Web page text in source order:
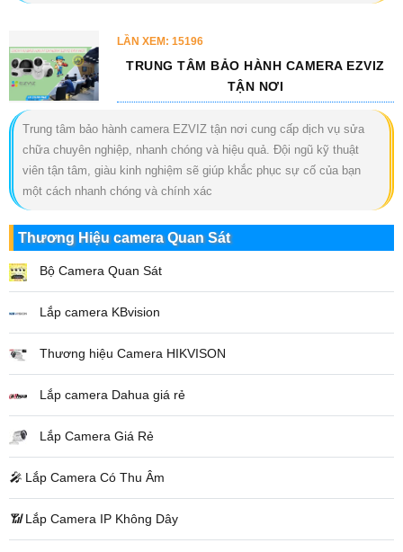
LẦN XEM: 15196
TRUNG TÂM BẢO HÀNH CAMERA EZVIZ
TẬN NƠI
Trung tâm bảo hành camera EZVIZ tận nơi cung cấp dịch vụ sửa
chữa chuyên nghiệp, nhanh chóng và hiệu quả. Đội ngũ kỹ thuật
viên tận tâm, giàu kinh nghiệm sẽ giúp khắc phục sự cố của bạn
một cách nhanh chóng và chính xác
Thương Hiệu camera Quan Sát
Bộ Camera Quan Sát
Lắp camera KBvision
Thương hiệu Camera HIKVISON
Lắp camera Dahua giá rẻ
Lắp Camera Giá Rẻ
️🎤️ Lắp Camera Có Thu Âm
📶Lắp Camera IP Không Dây